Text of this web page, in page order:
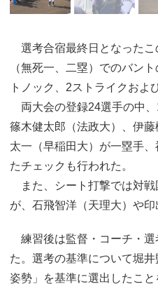
選考合宿最終日となったこ
（無死一、二塁）でのバン
トノック、2ストライクおよ
両大会の登録24選手の中
篠木健太郎（法政大）、伊
太一（早稲田大）が一塁手
たチェックも行われた。
また、シート打撃では対戦
が、石飛智洋（天理大）や
練習後は監督・コーチ・選
た。選考の基準について堀
姿勢」を基準に選出したこと